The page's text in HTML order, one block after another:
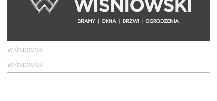
WIŚNIOWSKI
WIŚNIOWSKI